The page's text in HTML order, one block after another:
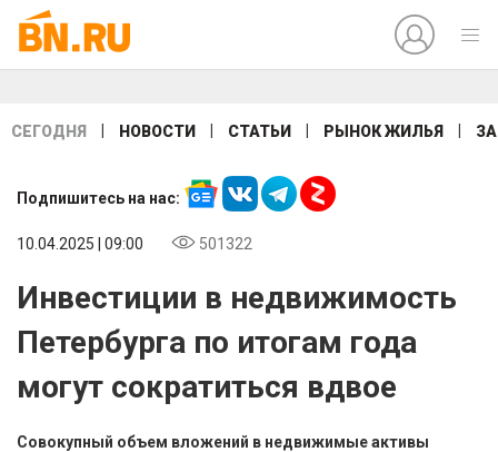
СЕГОДНЯ НОВОСТИ СТАТЬИ РЫНОК ЖИЛЬЯ
Подпишитесь на нас:
10.04.2025 | 09:00 501322
Инвестиции в недвижимость
Петербурга по итогам года
могут сократиться вдвое
Совокупный объем вложений в недвижимые активы